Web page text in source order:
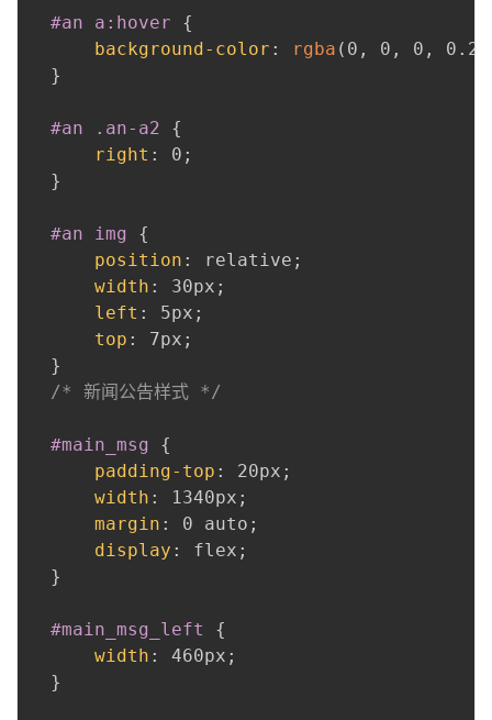
#an a:hover
{
background-color : rgba ( 0 , 0 , 0 ,
}
#an .an-a2
{
right : 0 ;
}
#an img
{
position : relative ;
width : 30px ;
left : 5px ;
top : 7px ;
}
/* 新闻公告样式 */
#main_msg
{
padding-top : 20px ;
width : 1340px ;
margin : 0 auto ;
display : flex ;
}
#main_msg_left
{
width : 460px ;
}